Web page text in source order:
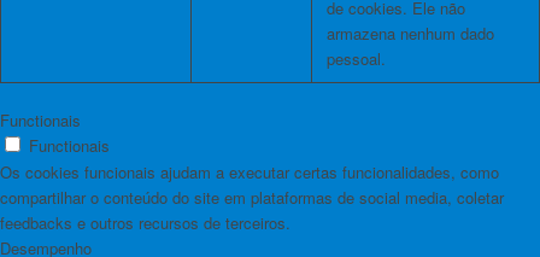
de cookies. Ele não
armazena nenhum dado
pessoal.
Functionais
Functionais
Os cookies funcionais ajudam a executar certas funcionalidades, como
compartilhar o conteúdo do site em plataformas de social media, coletar
feedbacks e outros recursos de terceiros.
Desempenho